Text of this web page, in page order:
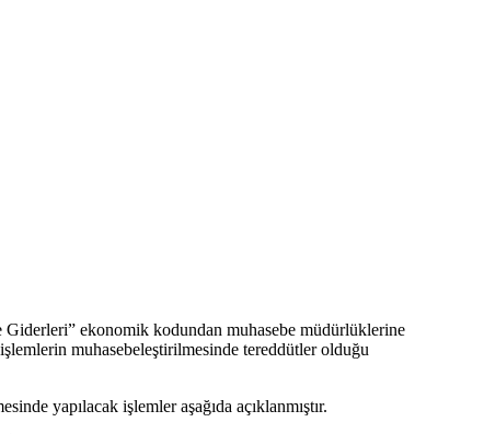
Giderleri” ekonomik kodundan muhasebe müdürlüklerine
muhasebeleştirilmesinde tereddütler olduğu
yapılacak işlemler aşağıda açıklanmıştır.